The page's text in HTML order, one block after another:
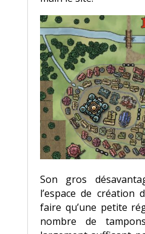
Son gros
l’espace de
faire qu’une petite
nombre de